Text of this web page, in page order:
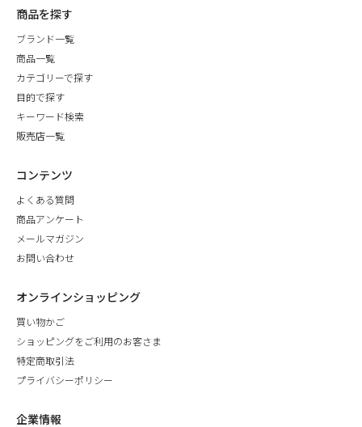
商品を探す
ブランド一覧
商品一覧
カテゴリーで探す
目的で探す
キーワード検索
販売店一覧
コンテンツ
よくある質問
商品アンケート
メールマガジン
お問い合わせ
オンラインショッピング
買い物かご
ショッピングをご利用のお客さま
特定商取引法
プライバシーポリシー
企業情報